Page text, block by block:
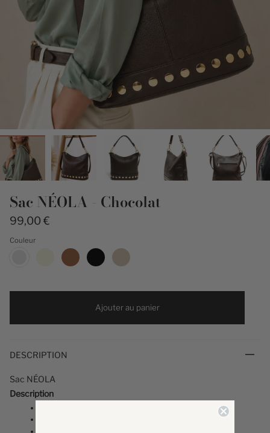
Sac NÉOLA - Chocolat
99,00 €
Couleur
Ajouter au panier
DESCRIPTION
Sac NÉOLA
Description
Anse amovible et bandoulière réglable et amovible.